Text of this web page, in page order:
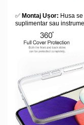
✅ Montaj Ușor: Husa
suplimentar sau